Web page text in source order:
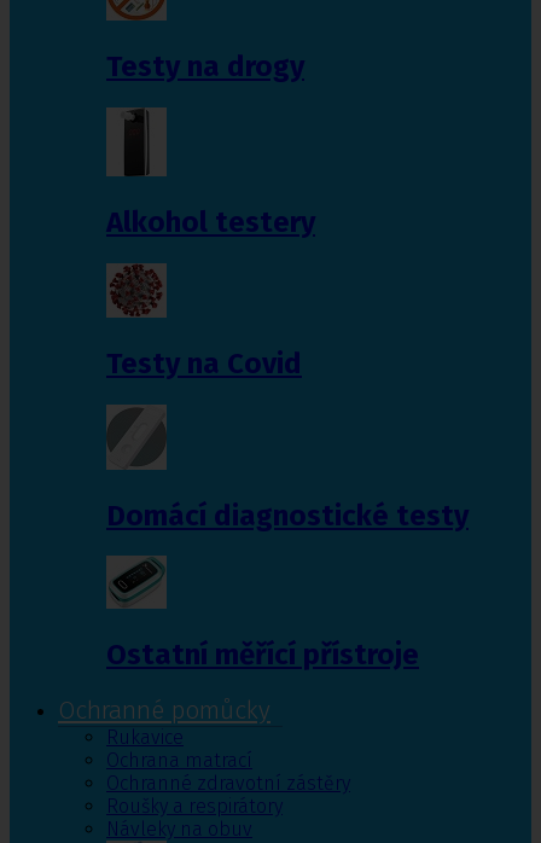
Testy na drogy
Alkohol testery
Testy na Covid
Domácí diagnostické testy
Ostatní měřící přístroje
Ochranné pomůcky
Rukavice
Ochrana matrací
Ochranné zdravotní zástěry
Roušky a respirátory
Návleky na obuv